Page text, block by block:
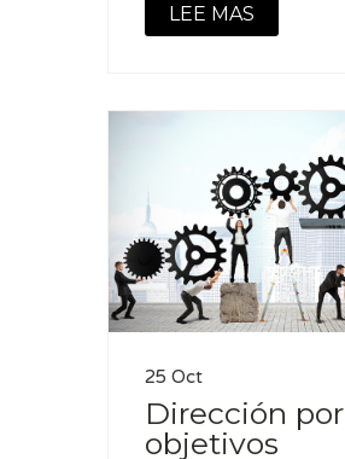
LEE MAS
25 Oct
Dirección por
objetivos